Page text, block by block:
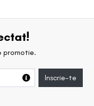
promotie.
Inscrie-te